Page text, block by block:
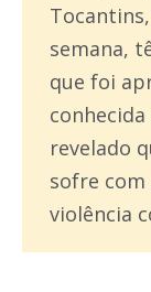
semana,
que foi
revelado
sofre com
violência